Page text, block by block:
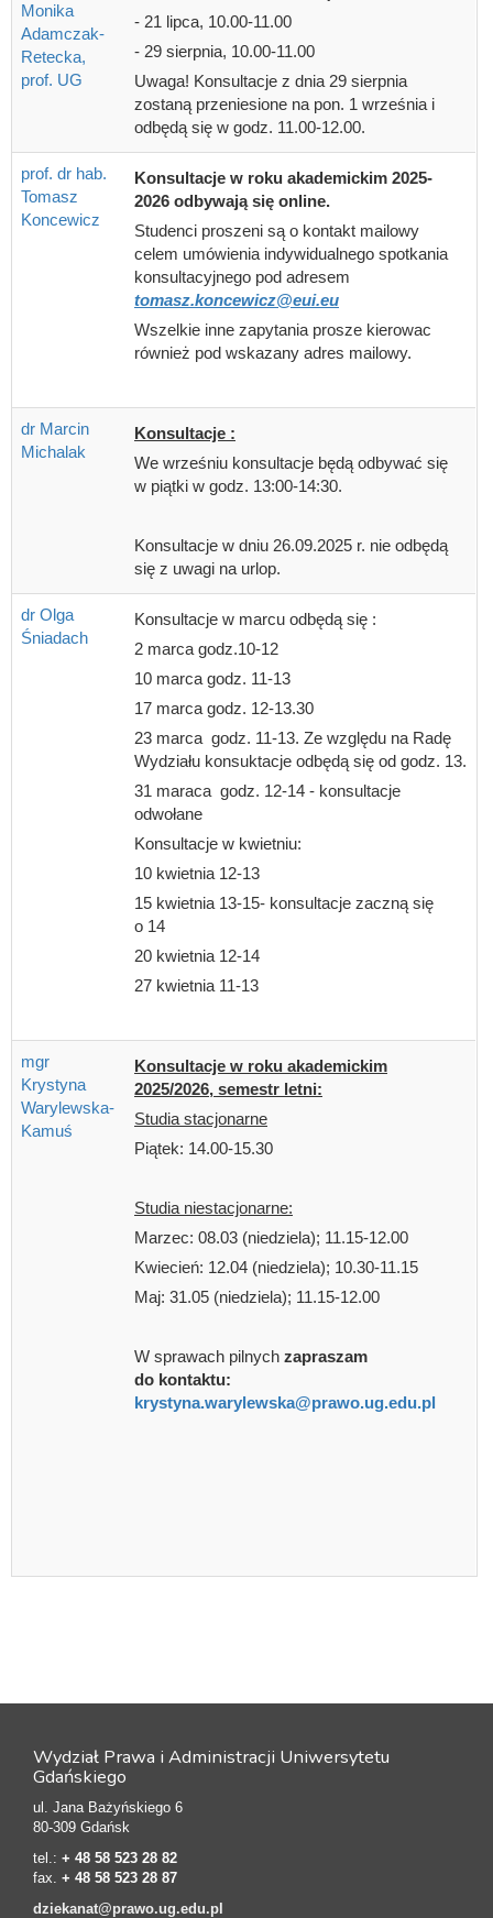
Monika
Adamczak-
Retecka,
prof. UG
- 21 lipca, 10.00-11.00
- 29 sierpnia, 10.00-11.00
Uwaga! Konsultacje z dnia 29 sierpnia
zostaną przeniesione na pon. 1 września i
odbędą się w godz. 11.00-12.00.
prof. dr hab.
Tomasz
Koncewicz
Konsultacje w roku akademickim 2025-
2026 odbywają się online.
Studenci proszeni są o kontakt mailowy
celem umówienia indywidualnego spotkania
konsultacyjnego pod adresem
tomasz.koncewicz@eui.eu
Wszelkie inne zapytania prosze kierowac
również pod wskazany adres mailowy.
dr Marcin
Michalak
Konsultacje :
We wrześniu konsultacje będą odbywać się
w piątki w godz. 13:00-14:30.
Konsultacje w dniu 26.09.2025 r. nie odbędą
się z uwagi na urlop.
dr Olga
Śniadach
Konsultacje w marcu odbędą się :
2 marca godz.10-12
10 marca godz. 11-13
17 marca godz. 12-13.30
23 marca godz. 11-13. Ze względu na Radę
Wydziału konsuktacje odbędą się od godz. 13.
31 maraca godz. 12-14 - konsultacje
odwołane
Konsultacje w kwietniu:
10 kwietnia 12-13
15 kwietnia 13-15- konsultacje zaczną się
o 14
20 kwietnia 12-14
27 kwietnia 11-13
mgr
Krystyna
Warylewska-
Kamuś
Konsultacje w roku akademickim
2025/2026, semestr letni:
Studia stacjonarne
Piątek: 14.00-15.30
Studia niestacjonarne:
Marzec: 08.03 (niedziela); 11.15-12.00
Kwiecień: 12.04 (niedziela); 10.30-11.15
Maj: 31.05 (niedziela); 11.15-12.00
W sprawach pilnych zapraszam
do kontaktu:
krystyna.warylewska@prawo.ug.edu.pl
Wydział Prawa i Administracji Uniwersytetu
Gdańskiego
ul. Jana Bażyńskiego 6
80-309 Gdańsk
tel.: + 48 58 523 28 82
fax. + 48 58 523 28 87
dziekanat@prawo.ug.edu.pl